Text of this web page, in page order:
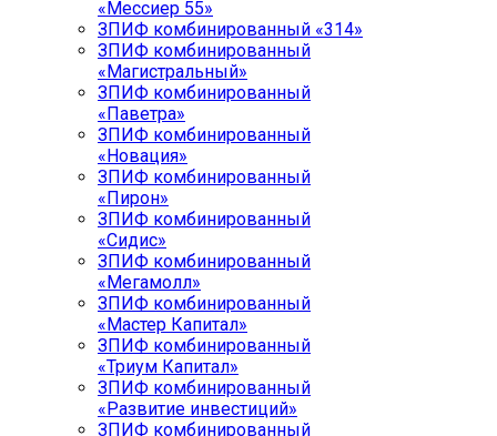
«Мессиер 55»
ЗПИФ комбинированный «314»
ЗПИФ комбинированный
«Магистральный»
ЗПИФ комбинированный
«Паветра»
ЗПИФ комбинированный
«Новация»
ЗПИФ комбинированный
«Пирон»
ЗПИФ комбинированный
«Сидис»
ЗПИФ комбинированный
«Мегамолл»
ЗПИФ комбинированный
«Мастер Капитал»
ЗПИФ комбинированный
«Триум Капитал»
ЗПИФ комбинированный
«Развитие инвестиций»
ЗПИФ комбинированный